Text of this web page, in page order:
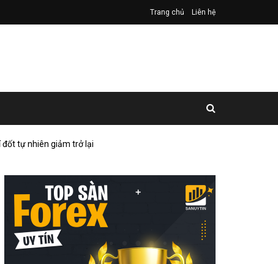
Trang chủ Liên hệ
tự nhiên giảm trở lại​